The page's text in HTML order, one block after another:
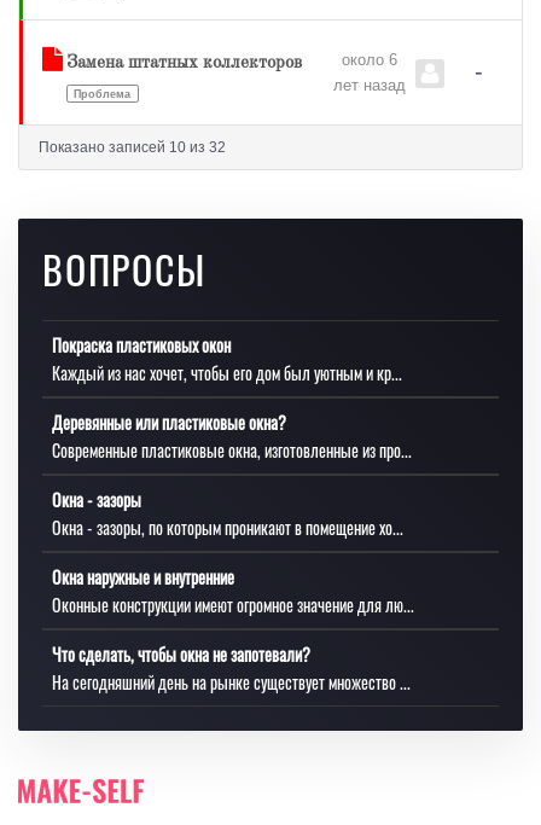
Замена штатных коллекторов
Проблема
около 6
лет назад
-
Показано записей 10 из 32
ВОПРОСЫ
Покраска пластиковых окон
Каждый из нас хочет, чтобы его дом был уютным и кр...
Деревянные или пластиковые окна?
Современные пластиковые окна, изготовленные из про...
Окна - зазоры
Окна - зазоры, по которым проникают в помещение хо...
Окна наружные и внутренние
Оконные конструкции имеют огромное значение для лю...
Что сделать, чтобы окна не запотевали?
На сегодняшний день на рынке существует множество ...